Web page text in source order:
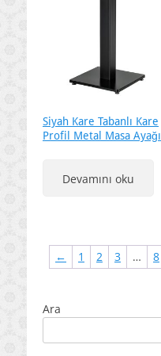
Siyah Kare Tabanlı Kare
Profil Metal Masa Ayağı
Devamını oku
← 1 2 3 … 8
Ara